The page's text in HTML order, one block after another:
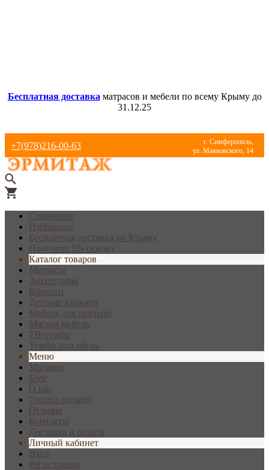
Бесплатная доставка матрасов и мебели по всему Крыму до
31.12.25
+7(978)216-00-63
г. Симферополь,
ул. Маяковского, 14
Сравнение
Избранное
Бесплатная доставка по Крыму
Получите 5% скидку
Каталог товаров
Матрасы
Аксессуары
Кровати
Детские кровати
Мебель для спальни
Мягкая мебель
ТВ-тумбы
Тумбы под обувь
Меню
Магазин
Блог
О нас
Оплата онлайн
Отзывы
Контакты
Доставка и оплата
Личный кабинет
Вход
Регистрация